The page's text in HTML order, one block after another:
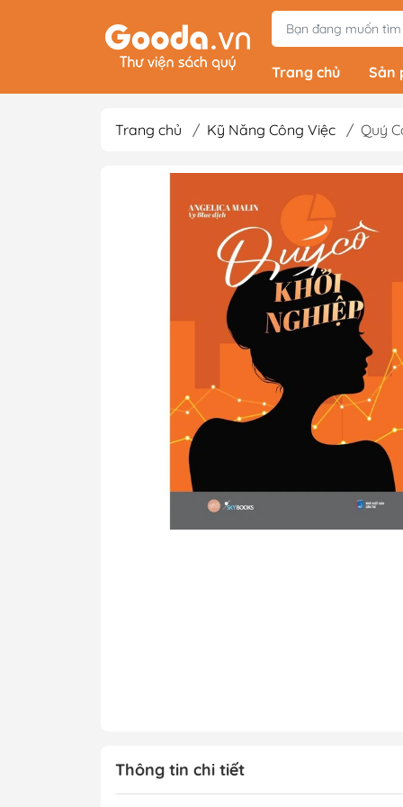
Trang chủ
Sản
Light Novels - Tản
Giả Tưởng - Kinh
Thám
Văn Học Kinh Điển
Xem thêm
Sách Ehon &
Tô Màu - Luyện
Kiến Thức Bách
Đạo Đức - Kỹ
Trang chủ / Kỹ Năng Công Việc / Quý
Thông tin chi tiết